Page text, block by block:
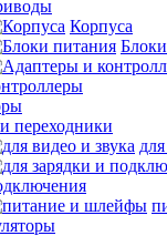
Корпуса
переходники